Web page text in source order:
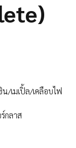
/เมเปิ้ล/เคลือบไฟ
กลาส